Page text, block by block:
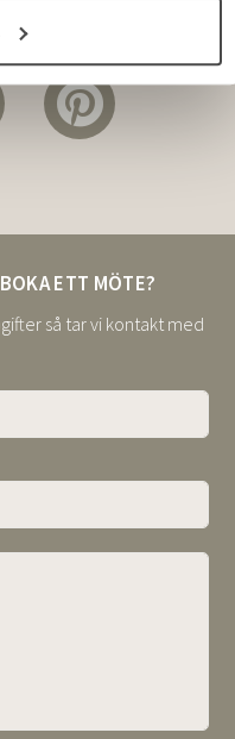
ETT MÖTE?
så tar vi kontakt med